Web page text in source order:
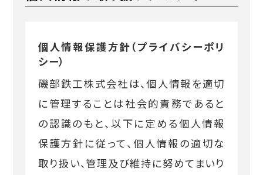
個人情報保護方針（プライバシーポリ
シー）
磯部鉄工株式会社は、個人情報を適切
に管理することは社会的責務であると
の認識のもと、以下に定める個人情報
保護方針に従って、個人情報の適切な
取り扱い、管理及び維持に努めてまいり